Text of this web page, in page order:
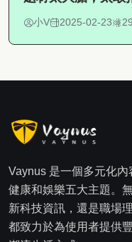
小V 2025-02-23
Vaynus 是一個多元化內
健康和娛樂五大主題。
新科技資訊，還是職場
都致力於為使用者提供